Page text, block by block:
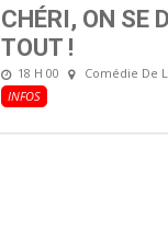
CHÉRI, ON SE
TOUT !
18 H 00
Comédie De
INFOS